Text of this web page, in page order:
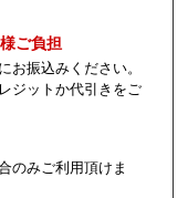
ご負担
お振込みください。
ジットか代引きをご
のみご利用頂けま